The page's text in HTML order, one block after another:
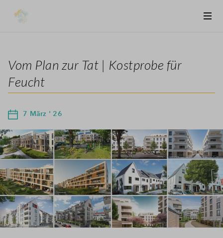
Vom Plan zur Tat | Kostprobe für
Feucht
7 März ' 26